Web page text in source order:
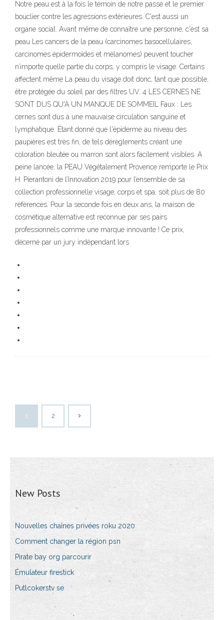
Notre peau est à la fois le témoin de notre passé et le premier
bouclier contre les agressions extérieures. C'est aussi un
organe social. Avant même de connaître une personne, c'est sa
peau Les cancers de la peau (carcinomes basocellulaires,
carcinomes épidermoïdes et mélanomes) peuvent toucher
n’importe quelle partie du corps, y compris le visage. Certains
affectent même La peau du visage doit donc, tant que possible,
être protégée du soleil par des filtres UV. 4 LES CERNES NE
SONT DUS QU'À UN MANQUE DE SOMMEIL Faux : Les
cernes sont dus à une mauvaise circulation sanguine et
lymphatique. Étant donné que l'épiderme au niveau des
paupières est très fin, de tels dérèglements créant une
coloration bleutée ou marron sont alors facilement visibles. A
peine lancée, la PEAU Végétalement Provence remporte le Prix
H. Pierantoni de l’Innovation 2019 pour l’ensemble de sa
collection professionnelle visage, corps et spa, soit plus de 80
références. Pour la seconde fois en deux ans, la maison de
cosmétique alternative est reconnue par ses pairs
professionnels comme une marque innovante ! Ce prix,
décerné par un jury indépendant lors
1 2
New Posts
Nouvelles chaînes privées roku 2020
Comment changer la région psn
Pirate bay org parcourir
Émulateur firestick
Putlcokerstv se